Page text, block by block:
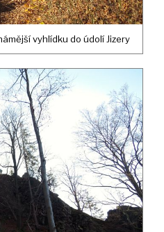
vyhlídku do údolí Jizery